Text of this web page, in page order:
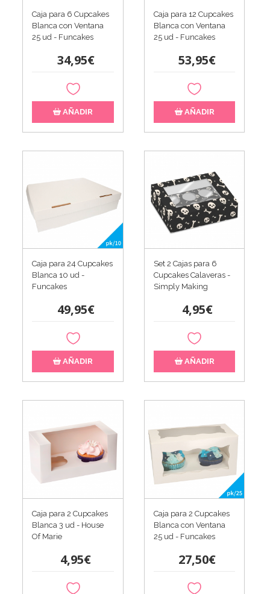
Caja para 6 Cupcakes
Blanca con Ventana
25 ud - Funcakes
34,95€
AÑADIR
Caja para 12 Cupcakes
Blanca con Ventana
25 ud - Funcakes
53,95€
AÑADIR
Caja para 24 Cupcakes
Blanca 10 ud -
Funcakes
49,95€
AÑADIR
Set 2 Cajas para 6
Cupcakes Calaveras -
Simply Making
4,95€
AÑADIR
Caja para 2 Cupcakes
Blanca 3 ud - House
Of Marie
4,95€
Caja para 2 Cupcakes
Blanca con Ventana
25 ud - Funcakes
27,50€